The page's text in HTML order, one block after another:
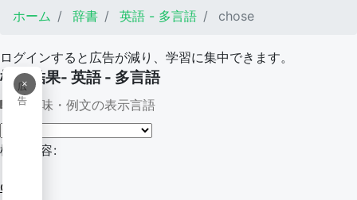
ホーム
辞書 英語 - 多言語 chose
ログインすると広告が減り、学習に集中できます。
×
広
告
検索結果- 英語 - 多言語
意味・例文の表示言語
検索内容:
chose